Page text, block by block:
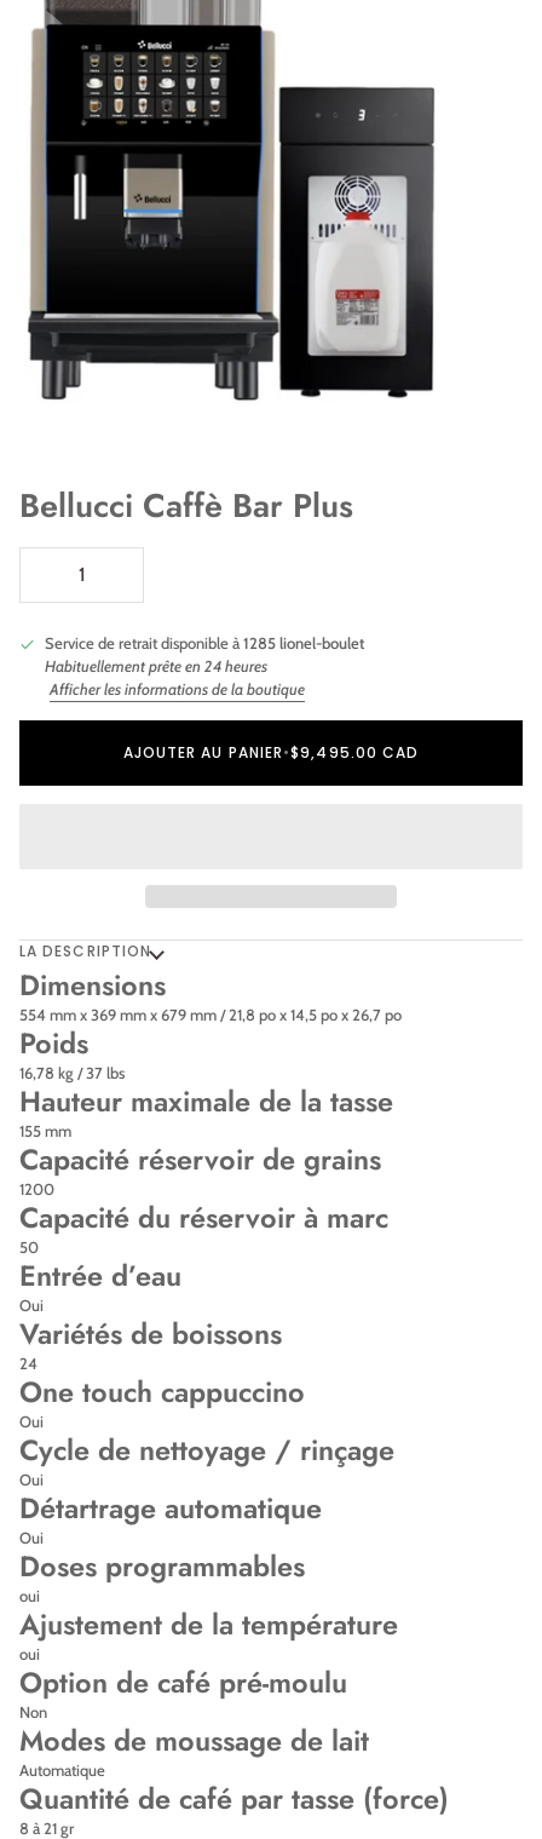
Bellucci Caffè Bar Plus
Service de retrait disponible à1285 lionel-boulet
Habituellement prête en 24 heures
Afficher les informations de la boutique
AJOUTER AU PANIER•$9,495.00 CAD
LA DESCRIPTION
Dimensions
554 mm x 369 mm x 679 mm / 21,8 po x 14,5 po x 26,7 po
Poids
16,78 kg / 37 lbs
Hauteur maximale de la tasse
155 mm
Capacité réservoir de grains
1200
Capacité du réservoir à marc
50
Entrée d’eau
Oui
Variétés de boissons
24
One touch cappuccino
Oui
Cycle de nettoyage / rinçage
Oui
Détartrage automatique
Oui
Doses programmables
oui
Ajustement de la température
oui
Option de café pré-moulu
Non
Modes de moussage de lait
Automatique
Quantité de café par tasse (force)
8 à 21 gr